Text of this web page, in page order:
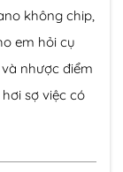
không chip,
em hỏi cụ
nhược điểm
sợ việc có